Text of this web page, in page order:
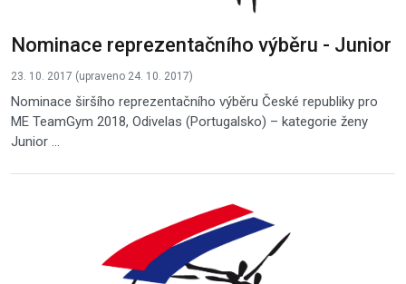
Nominace reprezentačního výběru - Junior
23. 10. 2017 (upraveno 24. 10. 2017)
Nominace širšího reprezentačního výběru České republiky pro
ME TeamGym 2018, Odivelas (Portugalsko) – kategorie ženy
Junior ...